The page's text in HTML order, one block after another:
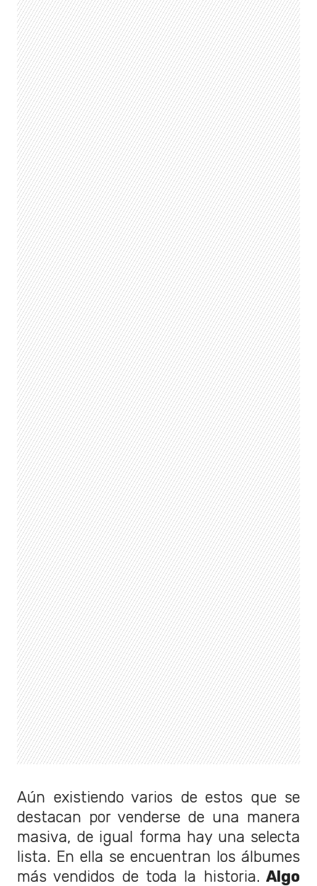
Aún existiendo varios de estos que se
destacan por venderse de una manera
masiva, de igual forma hay una selecta
lista. En ella se encuentran los álbumes
más vendidos de toda la historia. Algo